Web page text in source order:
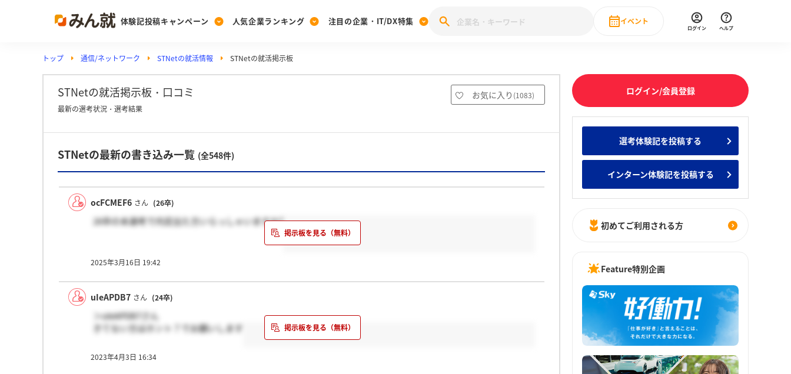
体験記投稿キャンペーン
Post
投稿する
[27卒] 本選考体験記投稿キャンペーン
人気企業ランキング
Ranking
ランキングを見る
Vote
投票する
みんなの新卒就職人気企業ランキング みんなのインターン人気企業ランキ
注目の企業・IT/DX特集
PickUp
注目の企業特集
28卒 IT・DX現場社員インタビュー
動画で知ろう！業界・企業研究
イベント
直近のイベント一覧
ログイン ヘルプ
トップ 通信/ネットワーク STNetの就活情報 STNetの就活掲示板
STNetの就活掲示板・口コミ お気に入り (1083)
最新の選考状況・選考結果
STNetの最新の書き込み一覧 (全548件)
ocFCMEF6 さん (26卒)
26卒の本選考で内定出た方いらっしゃいますか?
2025年3月16日 19:42
uIeAPDB7 さん (24卒)
＞uIeAPDB7さん
きてない方はホント？でお願いします
2023年4月3日 16:34
ログイン/会員登録
選考体験記を投稿する
インターン体験記を投稿する
初めてご利用される方
Feature特別企画